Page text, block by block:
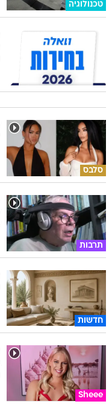
טכנולוגיה
סלבס
תרבות
חדשות
Sheee